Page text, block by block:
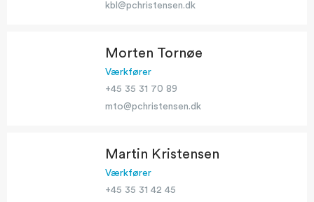
kbl@pchristensen.dk
Morten Tornøe
Værkfører
+45 35 31 70 89
mto@pchristensen.dk
Martin Kristensen
Værkfører
+45 35 31 42 45